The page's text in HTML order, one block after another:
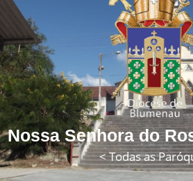
Nossa Senhora do
< Todas as